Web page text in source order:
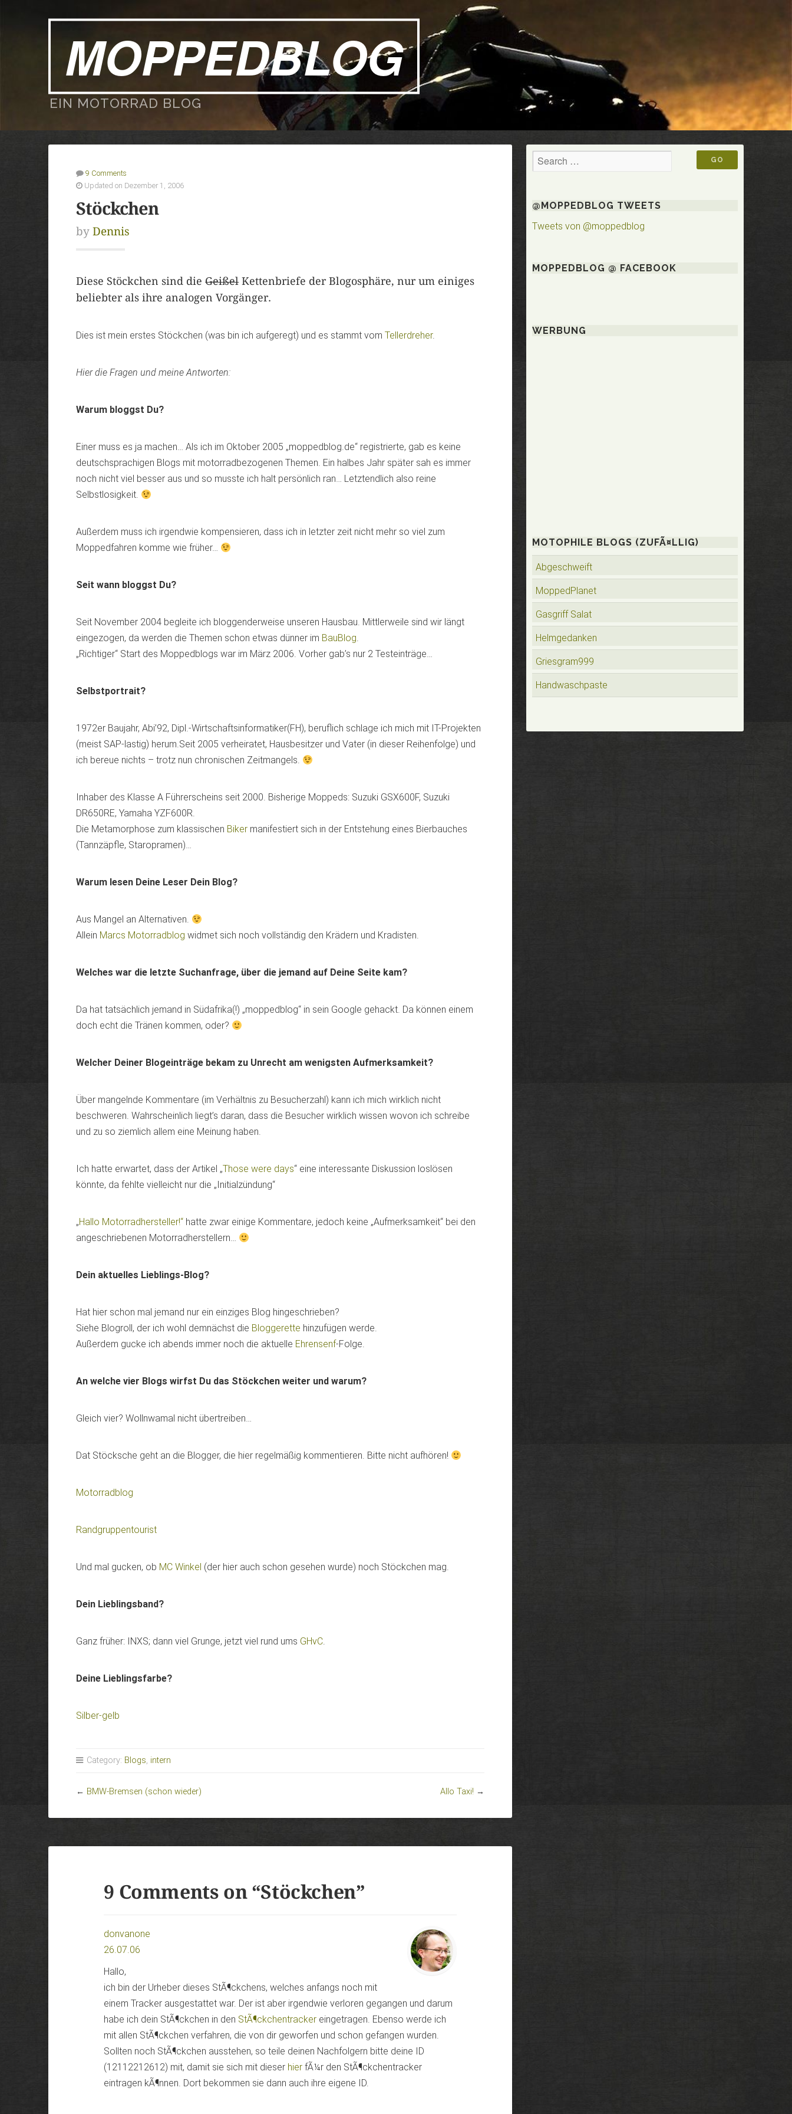
MOPPEDBLOG
EIN MOTORRAD BLOG
9 Comments
Updated on Dezember 1, 2006
Stöckchen
byDennis
Diese Stöckchen sind dieGeißelKettenbriefe der Blogosphäre, nur um einiges
beliebter als ihre analogen Vorgänger.
Dies ist mein erstes Stöckchen (was bin ich aufgeregt) und es stammt vomTellerdreher.
Hier die Fragen und meine Antworten:
Warum bloggst Du?
Einer muss es ja machen… Als ich im Oktober 2005 „moppedblog.de“ registrierte, gab es keine
deutschsprachigen Blogs mit motorradbezogenen Themen. Ein halbes Jahr später sah es immer
noch nicht viel besser aus und so musste ich halt persönlich ran… Letztendlich also reine
Selbstlosigkeit.
Außerdem muss ich irgendwie kompensieren, dass ich in letzter zeit nicht mehr so viel zum
Moppedfahren komme wie früher…
Seit wann bloggst Du?
Seit November 2004 begleite ich bloggenderweise unseren Hausbau. Mittlerweile sind wir längt
eingezogen, da werden die Themen schon etwas dünner im BauBlog.
„Richtiger“ Start des Moppedblogs war im März 2006. Vorher gab’s nur 2 Testeinträge…
Selbstportrait?
1972er Baujahr, Abi’92, Dipl.-Wirtschaftsinformatiker(FH), beruflich schlage ich mich mit IT-Projekten
(meist SAP-lastig) herum.Seit 2005 verheiratet, Hausbesitzer und Vater (in dieser Reihenfolge) und
ich bereue nichts – trotz nun chronischen Zeitmangels.
Inhaber des Klasse A Führerscheins seit 2000. Bisherige Moppeds: Suzuki GSX600F, Suzuki
DR650RE, Yamaha YZF600R.
Die Metamorphose zum klassischen Biker manifestiert sich in der Entstehung eines Bierbauches
(Tannzäpfle, Staropramen)…
Warum lesen Deine Leser Dein Blog?
Aus Mangel an Alternativen.
Allein Marcs Motorradblog widmet sich noch vollständig den Krädern und Kradisten.
Welches war die letzte Suchanfrage, über die jemand auf Deine Seite kam?
Da hat tatsächlich jemand in Südafrika(!) „moppedblog“ in sein Google gehackt. Da können einem
doch echt die Tränen kommen, oder?
Welcher Deiner Blogeinträge bekam zu Unrecht am wenigsten Aufmerksamkeit?
Über mangelnde Kommentare (im Verhältnis zu Besucherzahl) kann ich mich wirklich nicht
beschweren. Wahrscheinlich liegt’s daran, dass die Besucher wirklich wissen wovon ich schreibe
und zu so ziemlich allem eine Meinung haben.
Ich hatte erwartet, dass der Artikel „Those were days“ eine interessante Diskussion loslösen
könnte, da fehlte vielleicht nur die „Initialzündung“
„Hallo Motorradhersteller!“ hatte zwar einige Kommentare, jedoch keine „Aufmerksamkeit“ bei den
angeschriebenen Motorradherstellern…
Dein aktuelles Lieblings-Blog?
Hat hier schon mal jemand nur ein einziges Blog hingeschrieben?
Siehe Blogroll, der ich wohl demnächst die Bloggerette hinzufügen werde.
Außerdem gucke ich abends immer noch die aktuelle Ehrensenf-Folge.
An welche vier Blogs wirfst Du das Stöckchen weiter und warum?
Gleich vier? Wollnwamal nicht übertreiben…
Dat Stöcksche geht an die Blogger, die hier regelmäßig kommentieren. Bitte nicht aufhören!
Motorradblog
Randgruppentourist
Und mal gucken, ob MC Winkel (der hier auch schon gesehen wurde) noch Stöckchen mag.
Dein Lieblingsband?
Ganz früher: INXS; dann viel Grunge, jetzt viel rund ums GHvC.
Deine Lieblingsfarbe?
Silber-gelb
Category: Blogs, intern
← BMW-Bremsen (schon wieder) Allo Taxi! →
9 Comments on “Stöckchen”
donvanone
26.07.06
Hallo,
ich bin der Urheber dieses StÃ¶ckchens, welches anfangs noch mit
einem Tracker ausgestattet war. Der ist aber irgendwie verloren gegangen und darum
habe ich dein StÃ¶ckchen in den StÃ¶ckchentracker eingetragen. Ebenso werde ich
mit allen StÃ¶ckchen verfahren, die von dir geworfen und schon gefangen wurden.
Sollten noch StÃ¶ckchen ausstehen, so teile deinen Nachfolgern bitte deine ID
(12112212612) mit, damit sie sich mit dieser hier fÃ¼r den StÃ¶ckchentracker
eintragen kÃ¶nnen. Dort bekommen sie dann auch ihre eigene ID.
@MOPPEDBLOG TWEETS
Tweets von @moppedblog
MOPPEDBLOG @ FACEBOOK
WERBUNG
MOTOPHILE BLOGS (ZUFÃ¤LLIG)
Abgeschweift
MoppedPlanet
Gasgriff Salat
Helmgedanken
Griesgram999
Handwaschpaste